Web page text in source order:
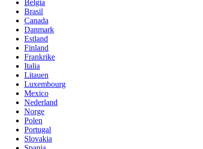
Belgia
Brasil
Canada
Danmark
Estland
Finland
Frankrike
Italia
Litauen
Luxembourg
Mexico
Nederland
Norge
Polen
Portugal
Slovakia